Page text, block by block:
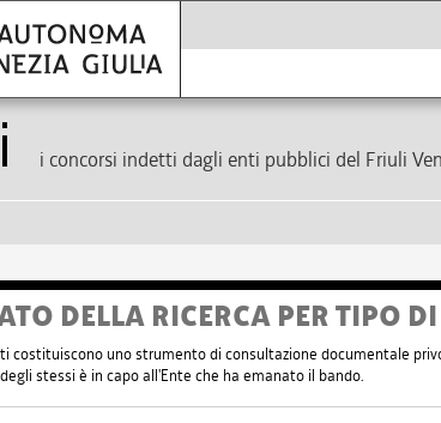
i concorsi indetti dagli enti pubblici del Friuli
DELLA RICERCA PER TIPO
costituiscono uno strumento di consultazione documentale
stessi è in capo all'Ente che ha emanato il bando.